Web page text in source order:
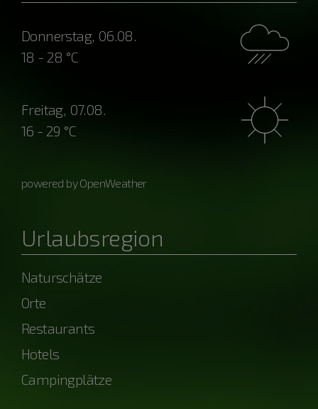
Donnerstag, 06.08.
18 - 28 °C
Freitag, 07.08.
16 - 29 °C
powered by OpenWeather
Urlaubsregion
Naturschätze
Orte
Restaurants
Hotels
Campingplätze